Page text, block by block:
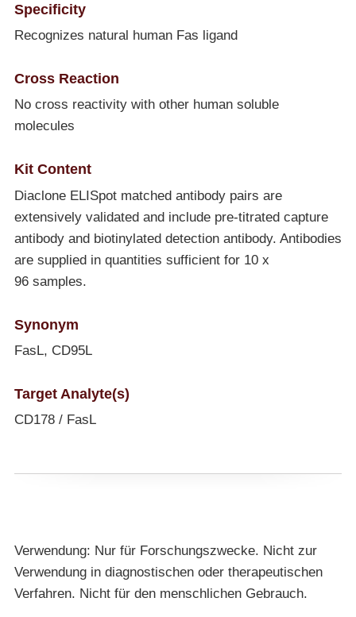
Specificity
Recognizes natural human Fas ligand
Cross Reaction
No cross reactivity with other human soluble
molecules
Kit Content
Diaclone ELISpot matched antibody pairs are
extensively validated and include pre-titrated capture
antibody and biotinylated detection antibody. Antibodies
are supplied in quantities sufficient for 10 x
96 samples.
Synonym
FasL, CD95L
Target Analyte(s)
CD178 / FasL
Verwendung: Nur für Forschungszwecke. Nicht zur
Verwendung in diagnostischen oder therapeutischen
Verfahren. Nicht für den menschlichen Gebrauch.